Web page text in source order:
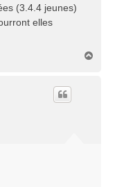
(3.4.4 jeunes)
elles